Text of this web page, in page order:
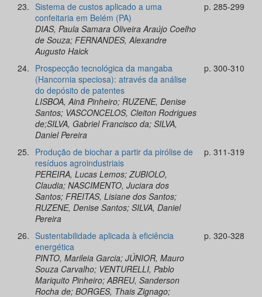
23. Sistema de custos aplicado a uma
confeitaria em Belém (PA)
DIAS, Paula Samara Oliveira Araújo Coelho
de Souza; FERNANDES, Alexandre
Augusto Haick
p. 285-299
24. Prospecção tecnológica da mangaba
(Hancornia speciosa): através da análise
do depósito de patentes
LISBOA, Ainã Pinheiro; RUZENE, Denise
Santos; VASCONCELOS, Cleiton Rodrigues
de;SILVA, Gabriel Francisco da; SILVA,
Daniel Pereira
p. 300-310
25. Produção de biochar a partir da pirólise de
resíduos agroindustriais
PEREIRA, Lucas Lemos; ZUBIOLO,
Claudia; NASCIMENTO, Juciara dos
Santos; FREITAS, Lisiane dos Santos;
RUZENE, Denise Santos; SILVA, Daniel
Pereira
p. 311-319
26. Sustentabilidade aplicada à eficiência
energética
PINTO, Marileia Garcia; JÚNIOR, Mauro
Souza Carvalho; VENTURELLI, Pablo
Mariquito Pinheiro; ABREU, Sanderson
Rocha de; BORGES, Thais Zignago;
p. 320-328